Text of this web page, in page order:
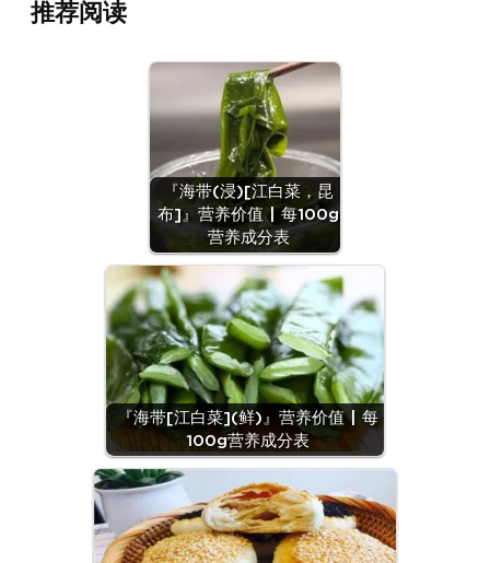
推荐阅读
『海带(浸)[江白菜，昆
布]』营养价值 | 每100g
营养成分表
『海带[江白菜](鲜)』营养价值 | 每
100g营养成分表